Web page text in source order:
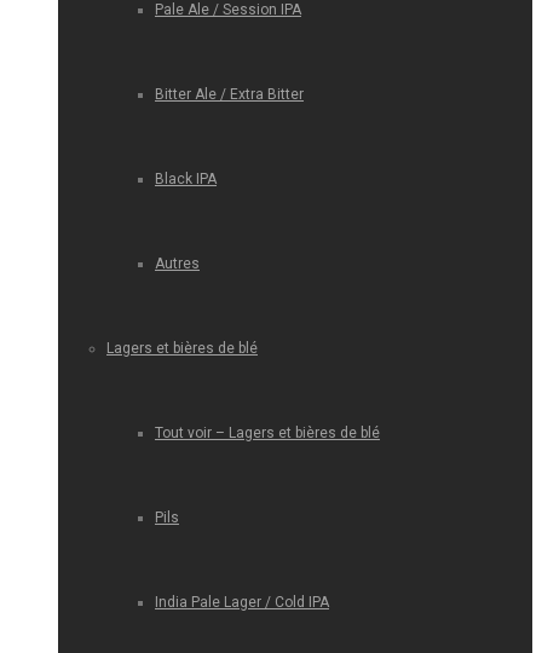
Pale Ale / Session IPA
Bitter Ale / Extra Bitter
Black IPA
Autres
Lagers et bières de blé
Tout voir – Lagers et bières de blé
Pils
India Pale Lager / Cold IPA